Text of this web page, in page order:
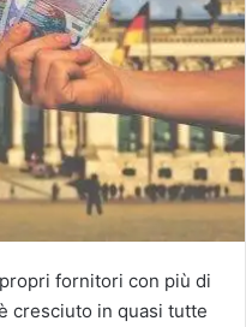
fornitori con più di
cresciuto in quasi tutte